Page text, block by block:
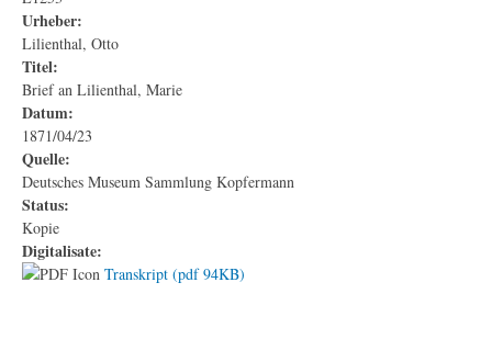
Urheber:
Lilienthal, Otto
Titel:
Brief an Lilienthal, Marie
Datum:
1871/04/23
Quelle:
Deutsches Museum Sammlung Kopfermann
Status:
Kopie
Digitalisate:
Transkript (pdf 94KB)